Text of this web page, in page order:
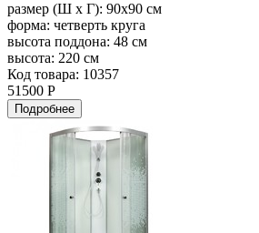
размер (Ш х Г): 90x90 см
форма: четверть круга
высота поддона: 48 см
высота: 220 см
Код товара: 10357
51500 Р
Подробнее